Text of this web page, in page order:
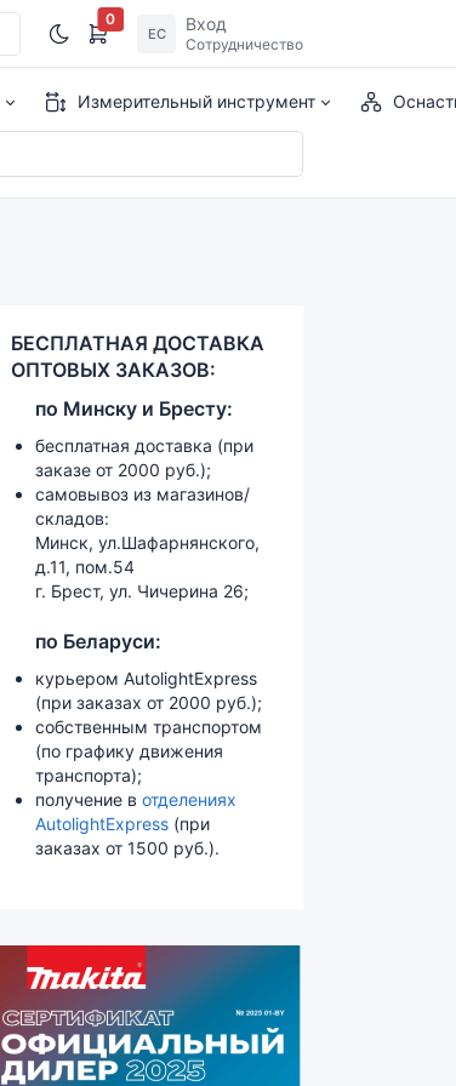
0
ЕС Вход
Сотрудничество
Измерительный инструмент
БЕСПЛАТНАЯ ДОСТАВКА
ОПТОВЫХ ЗАКАЗОВ:
по Минску и Бресту:
бесплатная доставка (при
заказе от 2000 руб.);
самовывоз из магазинов/
складов:
Минск, ул.Шафарнянского,
д.11, пом.54
г. Брест, ул. Чичерина 26;
по Беларуси:
курьером AutolightExpress
(при заказах от 2000 руб.);
собственным транспортом
(по графику движения
транспорта);
получение в отделениях
AutolightExpress (при
заказах от 1500 руб.).